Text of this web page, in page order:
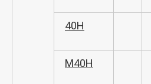
40H
M40H